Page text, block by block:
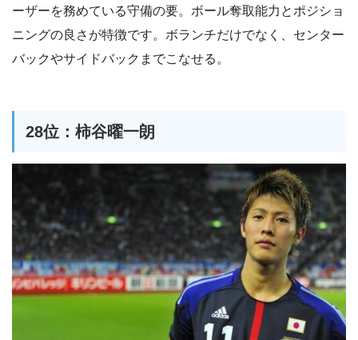
ーザーを務めている守備の要。ボール奪取能力とポジショ
ニングの良さが特徴です。ボランチだけでなく、センター
バックやサイドバックまでこなせる。
28位：柿谷曜一朗